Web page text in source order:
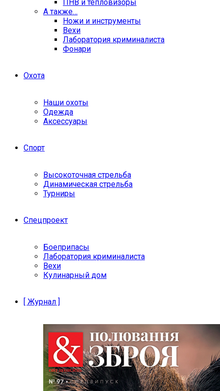
ПНВ и тепловизоры
А также…
Ножи и инструменты
Вехи
Лаборатория криминалиста
Фонари
Охота
Наши охоты
Одежда
Аксессуары
Спорт
Высокоточная стрельба
Динамическая стрельба
Турниры
Спецпроект
Боеприпасы
Лаборатория криминалиста
Вехи
Кулинарный дом
[ Журнал ]